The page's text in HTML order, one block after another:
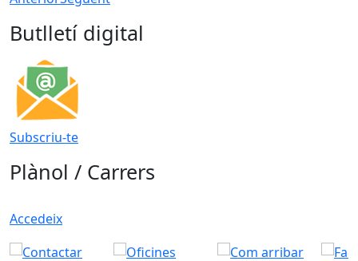
Butlletí digital
Subscriu-te
Plànol / Carrers
Accedeix